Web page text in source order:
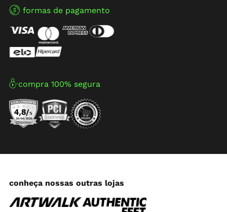
formas de pagamento
compra 100% segura
conheça nossas outras lojas